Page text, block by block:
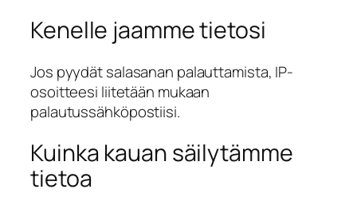
Kenelle jaamme tietosi
Jos pyydät salasanan palauttamista, IP-
osoitteesi liitetään mukaan
palautussähköpostiisi.
Kuinka kauan säilytämme
tietoa